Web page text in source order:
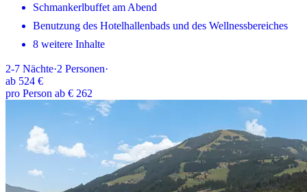
Schmankerlbuffet am Abend
Benutzung des Hotelhallenbads und des Wellnessbereiches
8 weitere Inhalte
2-7 Nächte·2 Personen·
ab 524 €
pro Person ab € 262